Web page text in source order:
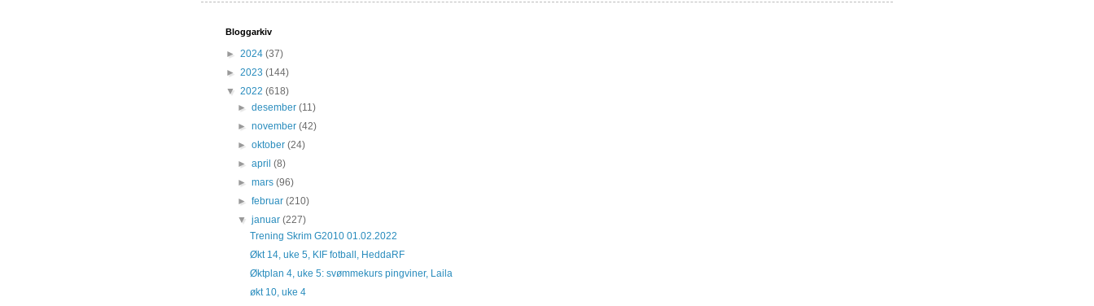
Bloggarkiv
► 2024 (37)
► 2023 (144)
▼ 2022 (618)
►desember(11)
►november(42)
►oktober(24)
►april(8)
►mars(96)
►februar(210)
▼januar(227)
Trening Skrim G2010 01.02.2022
Økt 14, uke 5, KIF fotball, HeddaRF
Øktplan 4, uke 5: svømmekurs pingviner, Laila
økt 10, uke 4